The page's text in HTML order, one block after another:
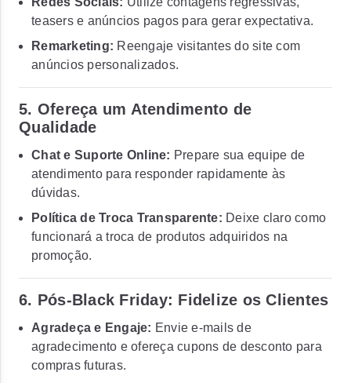
teasers e anúncios pagos para gerar expectativa.
Remarketing: Reengaje visitantes do site com
anúncios personalizados.
5. Ofereça um Atendimento de
Qualidade
Chat e Suporte Online: Prepare sua equipe de
atendimento para responder rapidamente às
dúvidas.
Política de Troca Transparente: Deixe claro como
funcionará a troca de produtos adquiridos na
promoção.
6. Pós-Black Friday: Fidelize os Clientes
Agradeça e Engaje: Envie e-mails de
agradecimento e ofereça cupons de desconto para
compras futuras.